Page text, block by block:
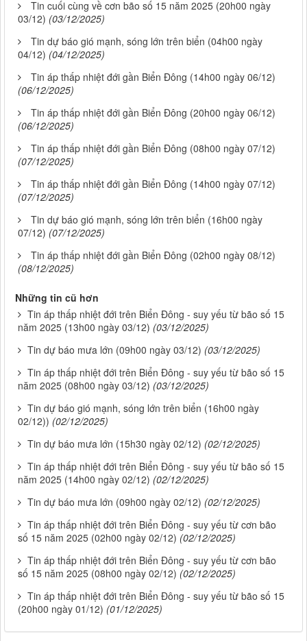
Tin cuối cùng về cơn bão số 15 năm 2025 (20h00 ngày
03/12) (03/12/2025)
Tin dự báo gió mạnh, sóng lớn trên biển (04h00 ngày
04/12) (04/12/2025)
Tin áp thấp nhiệt đới gần Biển Đông (14h00 ngày 06/12)
(06/12/2025)
Tin áp thấp nhiệt đới gần Biển Đông (20h00 ngày 06/12)
(06/12/2025)
Tin áp thấp nhiệt đới gần Biển Đông (08h00 ngày 07/12)
(07/12/2025)
Tin áp thấp nhiệt đới gần Biển Đông (14h00 ngày 07/12)
(07/12/2025)
Tin dự báo gió mạnh, sóng lớn trên biển (16h00 ngày
07/12) (07/12/2025)
Tin áp thấp nhiệt đới gần Biển Đông (02h00 ngày 08/12)
(08/12/2025)
Những tin cũ hơn
Tin áp thấp nhiệt đới trên Biển Đông - suy yếu từ bão số 15
năm 2025 (13h00 ngày 03/12) (03/12/2025)
Tin dự báo mưa lớn (09h00 ngày 03/12) (03/12/2025)
Tin áp thấp nhiệt đới trên Biển Đông - suy yếu từ bão số 15
năm 2025 (08h00 ngày 03/12) (03/12/2025)
Tin dự báo gió mạnh, sóng lớn trên biển (16h00 ngày
02/12)) (02/12/2025)
Tin dự báo mưa lớn (15h30 ngày 02/12) (02/12/2025)
Tin áp thấp nhiệt đới trên Biển Đông - suy yếu từ bão số 15
năm 2025 (14h00 ngày 02/12) (02/12/2025)
Tin dự báo mưa lớn (09h00 ngày 02/12) (02/12/2025)
Tin áp thấp nhiệt đới trên Biển Đông - suy yếu từ cơn bão
số 15 năm 2025 (02h00 ngày 02/12) (02/12/2025)
Tin áp thấp nhiệt đới trên Biển Đông - suy yếu từ cơn bão
số 15 năm 2025 (08h00 ngày 02/12) (02/12/2025)
Tin áp thấp nhiệt đới trên Biển Đông - suy yếu từ bão số 15
(20h00 ngày 01/12) (01/12/2025)